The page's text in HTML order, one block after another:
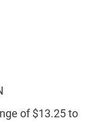
of $13.25 to